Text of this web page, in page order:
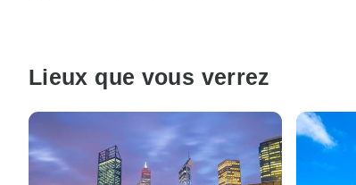
Lieux que vous verrez